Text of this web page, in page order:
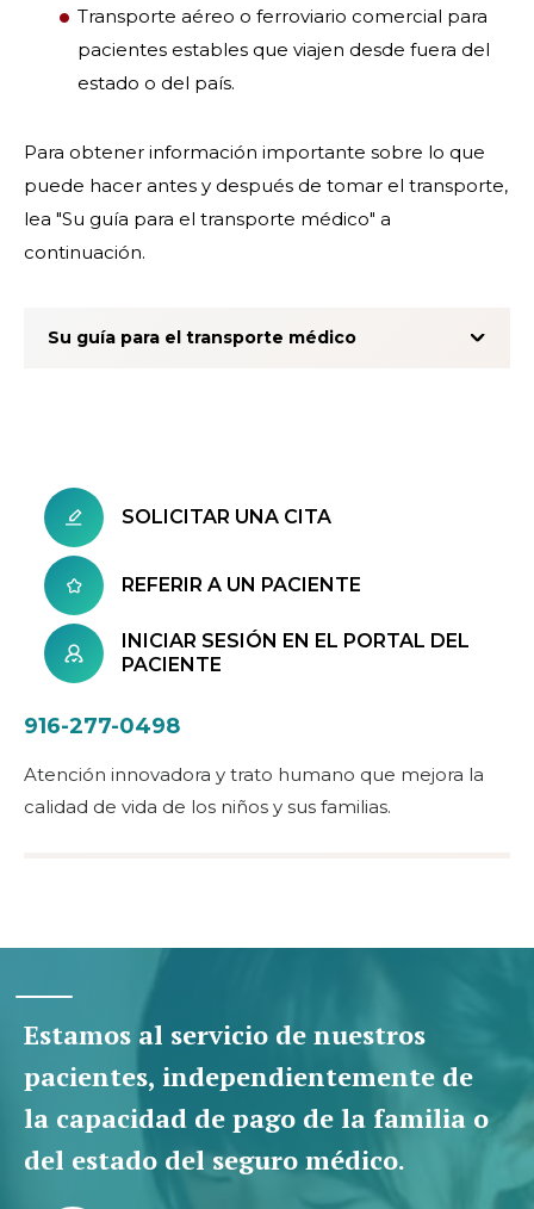
Transporte aéreo o ferroviario comercial para
pacientes estables que viajen desde fuera del
estado o del país.
Para obtener información importante sobre lo que
puede hacer antes y después de tomar el transporte,
lea "Su guía para el transporte médico" a
continuación.
Su guía para el transporte médico
SOLICITAR UNA CITA
REFERIR A UN PACIENTE
INICIAR SESIÓN EN EL PORTAL DEL
PACIENTE
916-277-0498
Atención innovadora y trato humano que mejora la
calidad de vida de los niños y sus familias.
Estamos al servicio de nuestros
pacientes, independientemente de
la capacidad de pago de la familia o
del estado del seguro médico.